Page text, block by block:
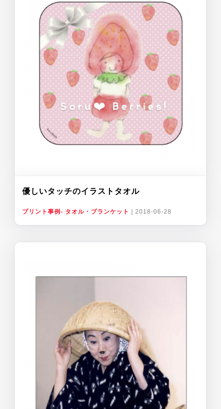
優しいタッチのイラストタオル
プリント事例- タオル・ブランケット 2018-06-28